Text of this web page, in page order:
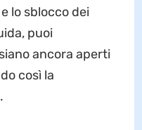
lo sblocco dei
puoi
ancora aperti
così la